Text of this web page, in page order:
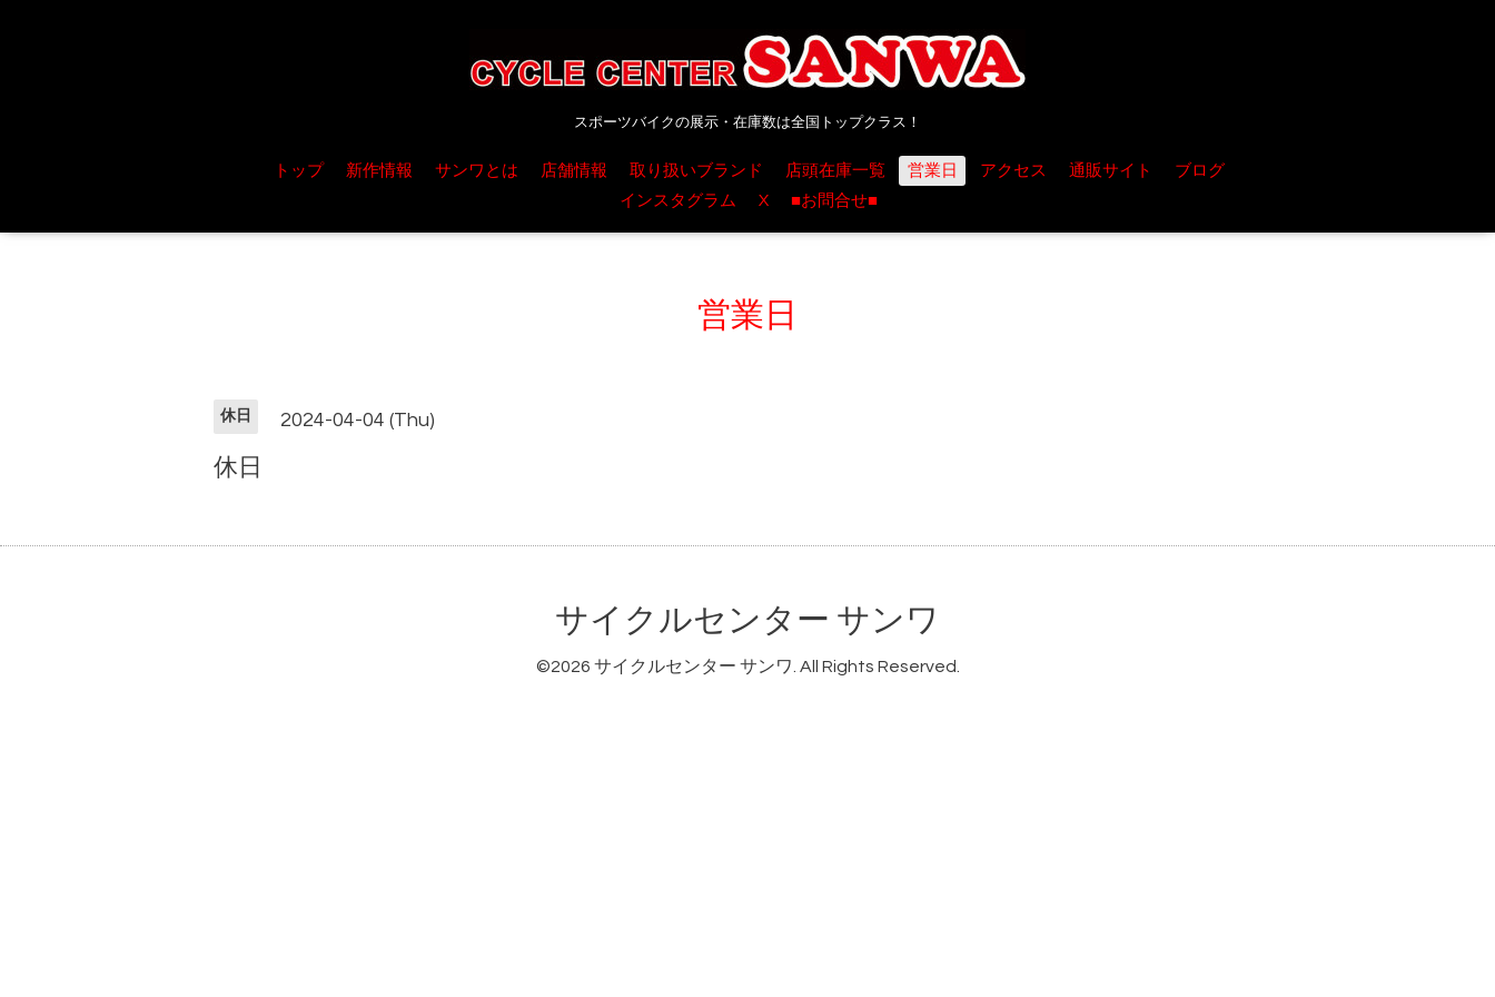
スポーツバイクの展示・在庫数は全国トップクラス！
トップ 新作情報 サンワとは 店舗情報 取り扱いブランド 店頭在庫一覧 営業日 アクセス 通販サイト
ブログ
インスタグラム
X ■お問合せ■
営業日
休日 2024-04-04 (Thu)
休日
サイクルセンター サンワ
©2026 サイクルセンター サンワ. All Rights Reserved.